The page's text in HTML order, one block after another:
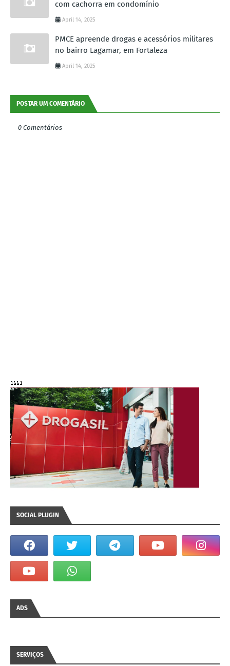
com cachorra em condomínio
April 14, 2025
PMCE apreende drogas e acessórios militares
no bairro Lagamar, em Fortaleza
April 14, 2025
POSTAR UM COMENTÁRIO
0 Comentários
SOCIAL PLUGIN
ADS
SERVIÇOS